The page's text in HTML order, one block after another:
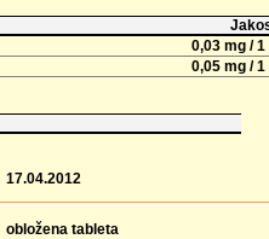
0,03 mg /
0,05 mg /
17.04.2012
obložena tableta